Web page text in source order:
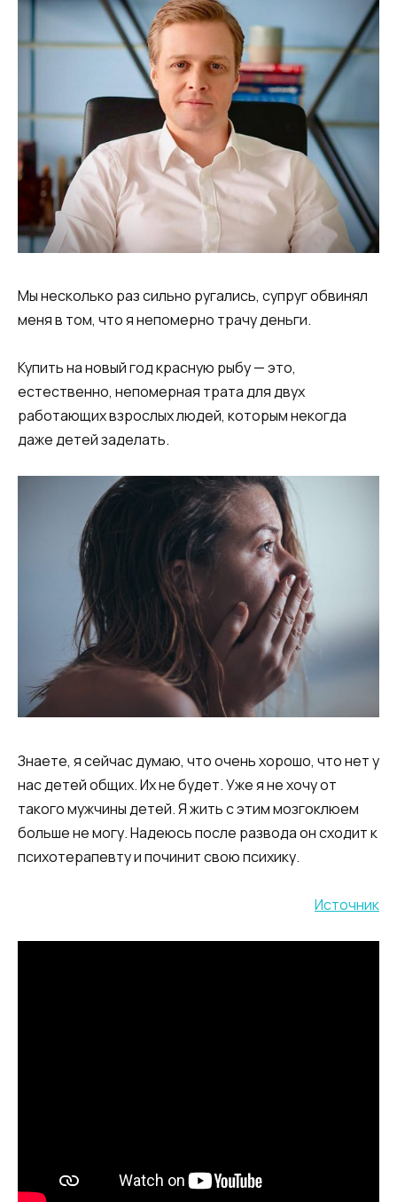
Мы несколько раз сильно ругались, супруг обвинял
меня в том, что я непомерно трачу деньги.
Купить на новый год красную рыбу — это,
естественно, непомерная трата для двух
работающих взрослых людей, которым некогда
даже детей заделать.
Знаете, я сейчас думаю, что очень хорошо, что нет у
нас детей общих. Их не будет. Уже я не хочу от
такого мужчины детей. Я жить с этим мозгоклюем
больше не могу. Надеюсь после развода он сходит к
психотерапевту и починит свою психику.
Источник